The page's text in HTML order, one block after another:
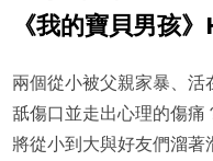
《我的寶貝男孩
兩個從小被父親家暴、
舐傷口並走出心理的傷痛
將從小到大與好友們溜